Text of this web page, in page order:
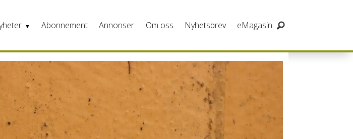
Abonnement Annonser Om oss Nyhetsbrev eMagasin